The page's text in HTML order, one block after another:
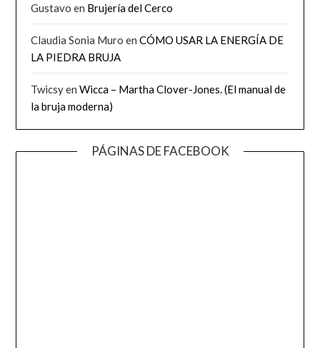
Gustavo en Brujería del Cerco
Claudia Sonia Muro enCÓMO USAR LA ENERGÍA DE
LA PIEDRA BRUJA
TwicsyenWicca – Martha Clover-Jones. (El manual de
la bruja moderna)
PÁGINAS DE FACEBOOK